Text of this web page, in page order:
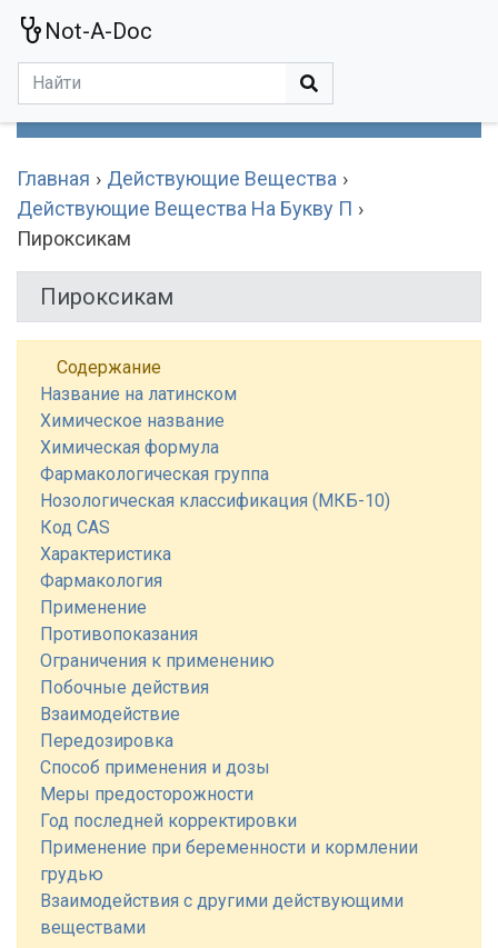
Not-A-Doc
Главная
Действующие Вещества
Действующие Вещества На Букву П
Пироксикам
Пироксикам
Содержание
Название на латинском
Химическое название
Химическая формула
Фармакологическая группа
Нозологическая классификация (МКБ-10)
Код CAS
Характеристика
Фармакология
Применение
Противопоказания
Ограничения к применению
Побочные действия
Взаимодействие
Передозировка
Способ применения и дозы
Меры предосторожности
Год последней корректировки
Применение при беременности и кормлении
грудью
Взаимодействия с другими действующими
веществами